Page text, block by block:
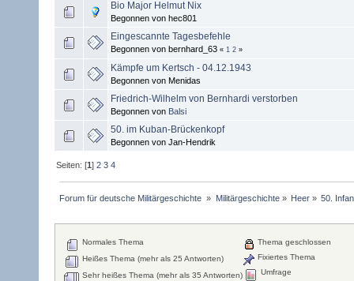
Bio Major Helmut Nix
Begonnen von hec801
Eingescannte Tagesbefehle
Begonnen von bernhard_63 « 1 2 »
Kämpfe um Kertsch - 04.12.1943
Begonnen von Menidas
Friedrich-Wilhelm von Bernhardi verstorben
Begonnen von Balsi
50. im Kuban-Brückenkopf
Begonnen von Jan-Hendrik
Seiten: [1]2 3 4
Forum für deutsche Militärgeschichte » Militärgeschichte» Heer» 50.
Normales Thema
Heißes Thema (mehr als 25 Antworten)
Sehr heißes Thema (mehr als 35 Antworten)
Thema geschlossen
Fixiertes Thema
Umfrage